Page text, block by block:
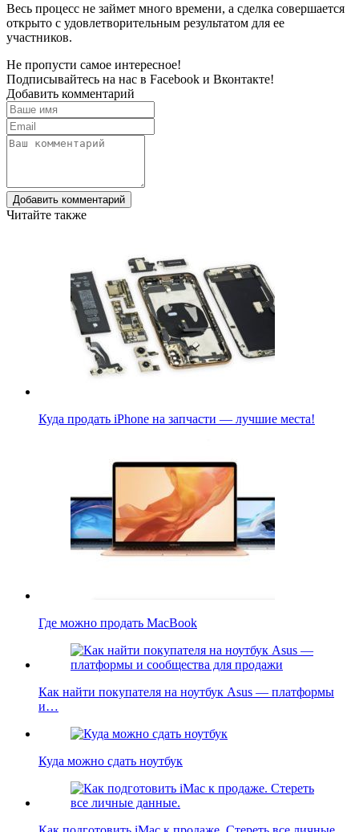
Весь процесс не займет много времени, а сделка совершается
открыто с удовлетворительным результатом для ее
участников.
Не пропусти самое интересное!
Подписывайтесь на нас в Facebook и Вконтакте!
Добавить комментарий
Добавить комментарий
Читайте также
Куда продать iPhone на запчасти — лучшие места!
Где можно продать MacBook
Как найти покупателя на ноутбук Asus — платформы
и…
Куда можно сдать ноутбук